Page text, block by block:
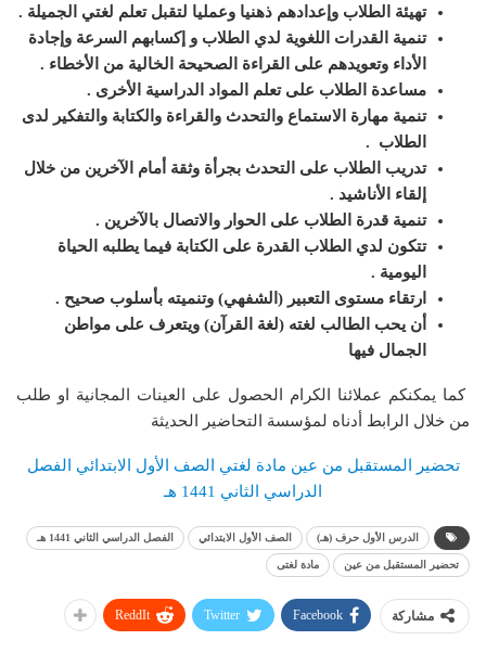
تهيئة الطلاب وإعدادهم ذهنيا وعمليا لتقبل تعلم لغتي الجميلة .
تنمية القدرات اللغوية لدي الطلاب و إكسابهم السرعة وإجادة
الأداء وتعويدهم على القراءة الصحيحة الخالية من الأخطاء .
مساعدة الطلاب على تعلم المواد الدراسية الأخرى .
تنمية مهارة الاستماع والتحدث والقراءة والكتابة والتفكير لدى
الطلاب .
تدريب الطلاب على التحدث بجرأة وثقة أمام الآخرين من خلال
إلقاء الأناشيد .
تنمية قدرة الطلاب على الحوار والاتصال بالآخرين .
تتكون لدي الطلاب القدرة على الكتابة فيما يطلبه الحياة
اليومية .
ارتقاء مستوى التعبير (الشفهي) وتنميته بأسلوب صحيح .
أن يحب الطالب لغته (لغة القرآن) ويتعرف على مواطن
الجمال فيها
كما يمكنكم عملائنا الكرام الحصول على العينات المجانية او طلب
من خلال الرابط أدناه لمؤسسة التحاضير الحديثة
تحضير المستقبل من عين مادة لغتي الصف الأول الابتدائي الفصل
الدراسي الثاني 1441 هـ
الدرس الأول حرف (هـ) الصف الأول الابتدائي الفصل الدراسي الثاني 1441 هـ
تحضير المستقبل من عين مادة لغتى
مشاركة Facebook
Twitter
ReddIt